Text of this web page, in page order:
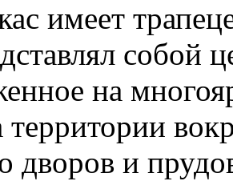
имеет
собой
на
территории
дворов и